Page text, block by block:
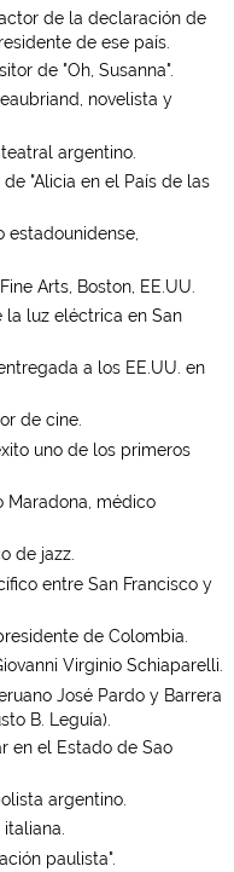
de la declaración de
de ese país.
de "Oh, Susanna".
novelista y
argentino.
"Alicia en el País de las
Arts, Boston, EE.UU.
luz eléctrica en San
a los EE.UU. en
de cine.
uno de los primeros
Maradona, médico
de jazz.
entre San Francisco y
de Colombia.
Virginio Schiaparelli.
José Pardo y Barrera
B. Leguía).
en el Estado de Sao
argentino.
paulista".